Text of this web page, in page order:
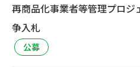
再商品化事業者等管理プロ
争入札
公募